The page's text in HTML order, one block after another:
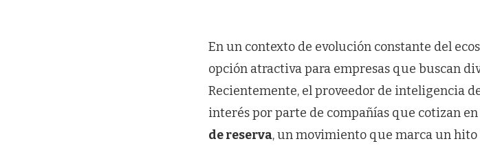
En un contexto de evolución constante del
opción atractiva para empresas que buscan
Recientemente, el proveedor de inteligencia
interés por parte de compañías que cotizan
de reserva, un movimiento que marca un